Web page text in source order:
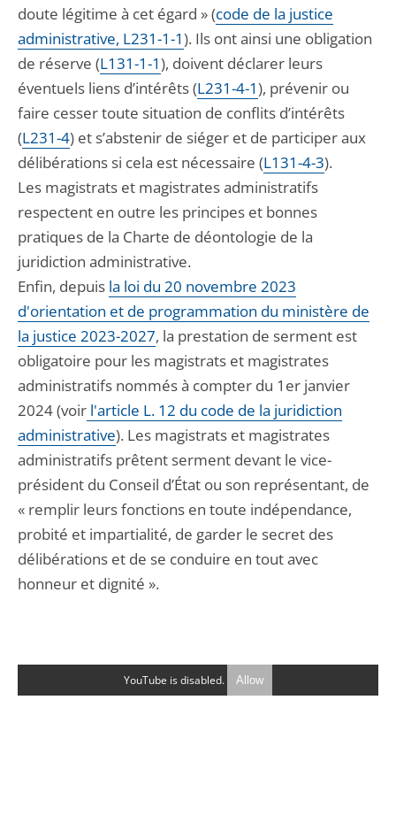
doute légitime à cet égard » (code de la justice
administrative, L231-1-1). Ils ont ainsi une obligation
de réserve (L131-1-1), doivent déclarer leurs
éventuels liens d’intérêts (L231-4-1), prévenir ou
faire cesser toute situation de conflits d’intérêts
(L231-4) et s’abstenir de siéger et de participer aux
délibérations si cela est nécessaire (L131-4-3).
Les magistrats et magistrates administratifs
respectent en outre les principes et bonnes
pratiques de la Charte de déontologie de la
juridiction administrative.
Enfin, depuis la loi du 20 novembre 2023
d'orientation et de programmation du ministère de
la justice 2023-2027, la prestation de serment est
obligatoire pour les magistrats et magistrates
administratifs nommés à compter du 1er janvier
2024 (voir l'article L. 12 du code de la juridiction
administrative). Les magistrats et magistrates
administratifs prêtent serment devant le vice-
président du Conseil d’État ou son représentant, de
« remplir leurs fonctions en toute indépendance,
probité et impartialité, de garder le secret des
délibérations et de se conduire en tout avec
honneur et dignité ».
YouTube is disabled. Allow